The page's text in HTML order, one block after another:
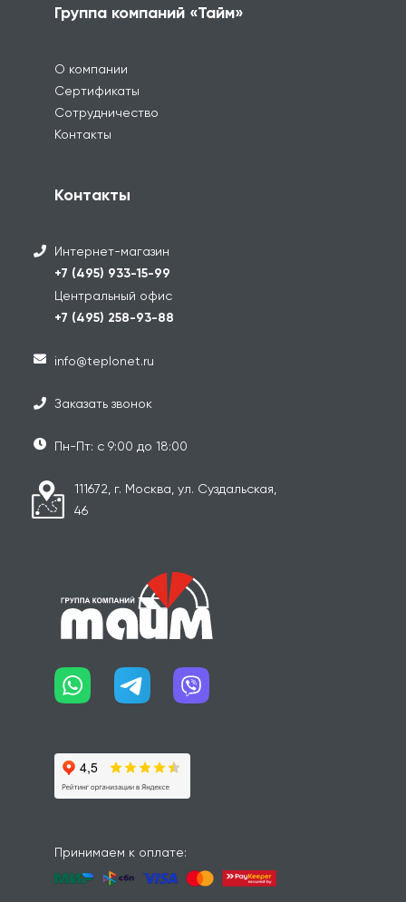
Группа компаний «Тайм»
О компании
Сертификаты
Сотрудничество
Контакты
Контакты
Интернет-магазин
+7 (495) 933-15-99
Центральный офис
+7 (495) 258-93-88
info@teplonet.ru
Заказать звонок
Пн-Пт: с 9:00 до 18:00
111672, г. Москва, ул. Суздальская,
46
Принимаем к оплате: